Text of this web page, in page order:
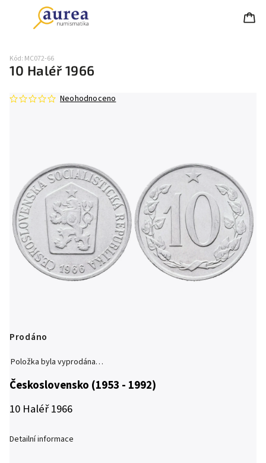
10 Haléř 1966
Kód: MC072-66
Neohodnoceno
Prodáno
Položka byla vyprodána…
Československo (1953 - 1992)
10 Haléř 1966
Detailní informace